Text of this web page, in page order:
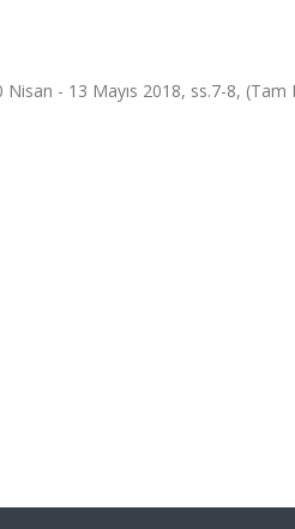
- 13 Mayıs 2018, ss.7-8, (Tam